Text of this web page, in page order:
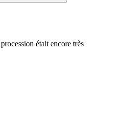
était encore très